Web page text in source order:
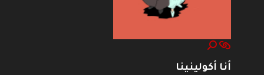
أنا أكولينينا